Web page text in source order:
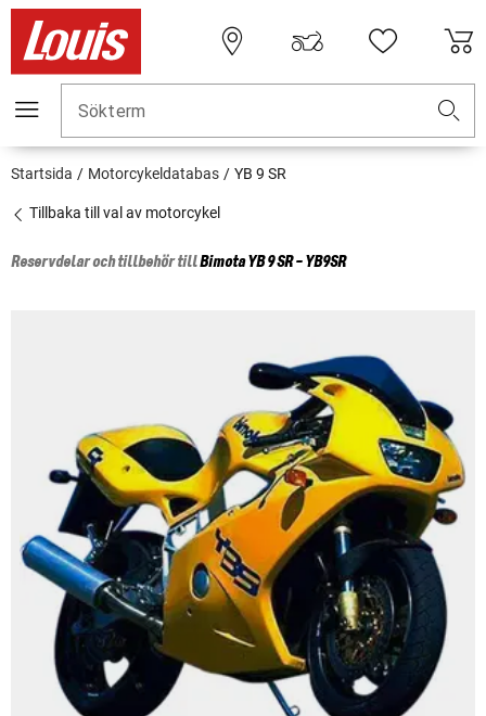
Sökterm
Startsida Motorcykeldatabas YB 9 SR
Tillbaka till val av motorcykel
Reservdelar och tillbehör tillBimotaYB 9 SR - YB9SR